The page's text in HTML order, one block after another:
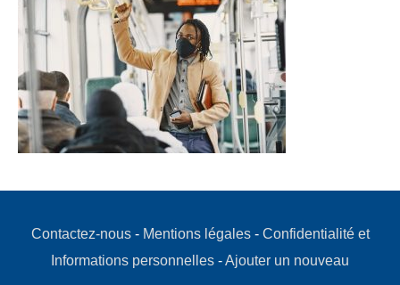
Contactez-nous- Mentions légales- Confidentialité et
Informations personnelles - Ajouter un nouveau